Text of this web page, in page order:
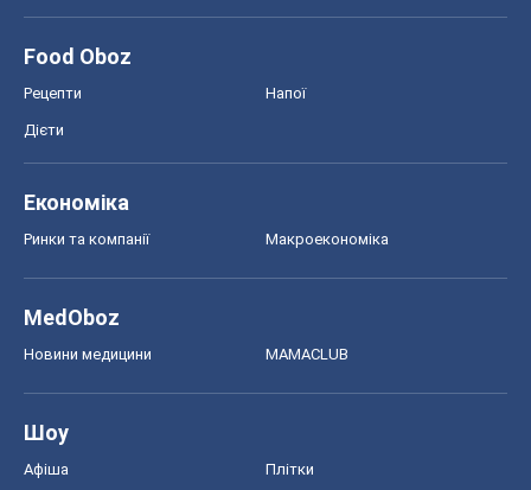
Food Oboz
Рецепти Напої
Дієти
Економіка
Ринки та компанії Макроекономіка
MedOboz
Новини медицини MAMACLUB
Шоу
Афіша Плітки